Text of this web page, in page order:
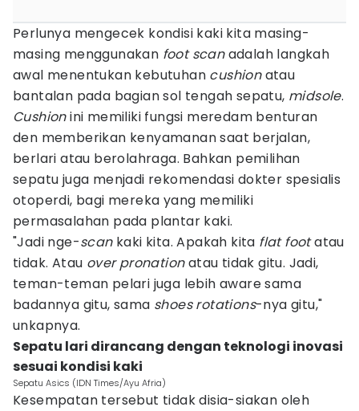
Perlunya mengecek kondisi kaki kita masing-
masing menggunakan foot scanadalah langkah
awal menentukan kebutuhan cushionatau
bantalan pada bagian sol tengah sepatu, midsole.
Cushionini memiliki fungsi meredam benturan
den memberikan kenyamanan saat berjalan,
berlari atau berolahraga. Bahkan pemilihan
sepatu juga menjadi rekomendasi dokter spesialis
otoperdi, bagi mereka yang memiliki
permasalahan pada plantar kaki.
"Jadi nge-scankaki kita. Apakah kita flat footatau
tidak. Atau over pronationatau tidak gitu. Jadi,
teman-teman pelari juga lebih aware sama
badannya gitu, sama shoes rotations-nya gitu,"
unkapnya.
Sepatu lari dirancang dengan teknologi inovasi
sesuai kondisi kaki
Sepatu Asics (IDN Times/Ayu Afria)
Kesempatan tersebut tidak disia-siakan oleh